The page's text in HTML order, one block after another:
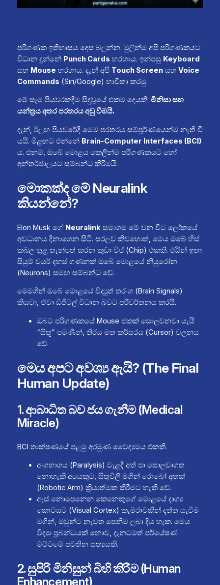
පරිගණක ඉතිහාසය දෙස බලන්න. මුලින්ම අපි පරිගණකයට
විධාන දුන්නේ Punch Cards හරහාය. ඉන්පසු Keyboard
සහ Mouse හරහාය. දැන් අපි Touch Screenසහ Voice
Commands (Siri/Google) භාවිතා කරමු.
මේ සෑම පියවරකදීම සිදුවූයේ එකම දෙයකි: මිනිසා සහ
යන්ත්‍රය අතර පරතරය අඩු වීමයි.
දැන්, ඊලඟ පියවරේදී මෙම පරතරය සම්පූර්ණයෙන්ම නැති වී
යයි. මීළඟට එන්නේ Brain-Computer Interfaces (BCI)
ය. එනම්, ඔබේ මොළය කෙලින්ම පරිගණකයට හෝ
අන්තර්ජාලයට සම්බන්ධ කිරීමයි.
මොකක්ද මේ Neuralink
කියන්නේ?
Elon Musk ගේ Neuralinkසමාගම මේ වන විට ලෝකයේ
අවධානය දිනාගෙන සිටී. සරලව කිවහොත්, මෙය ඔබේ හිස්
කබල තුළ තැන්පත් කරන කුඩා චිප් (Chip) එකකි. එයින් ඉතා
සියුම් වයර් දහස් ගණනක් ඔබේ මොළයේ නියුරෝන
(Neurons) සමඟ සම්බන්ධ වේ.
මෙමගින් ඔබේ මොළයේ විද්‍යුත් තරංග (Brain Signals)
කියවා, ඒවා ඩිජිටල් විධාන බවට පරිවර්තනය කරයි.
ඔබට පරිගණකයේ Mouse එකක් සොලවනවා යැයි
“සිතූ” පමණින්, තිරය මත කර්සරය (Cursor) චලනය
වේ.
මෙය අපට අවශ්‍ය ඇයි? (The Final
Human Update)
1. ආබාධිත බව ජය ගැනීම (Medical
Miracle)
BCI තාක්ෂණයේ පළමු අරමුණ වෛද්‍යමය එකකි.
අංශභාගය (Paralysis) වැළඳී අත් පා සොලවාගත
නොහැකි අයෙකුට, සිතුවිලි මගින් රොබෝ අතක්
(Robotic Arm) ක්‍රියාත්මක කිරීමට හැකි වේ.
ඇස් නොපෙනෙන කෙනෙකුගේ මොළයේ දෘශ්‍ය
කොටසට (Visual Cortex) කැමරාවකින් දත්ත යැවීම
මගින්, ඔවුන්ට නැවත පෙනීම ලබා දිය හැක. මෙය
විද්‍යා ප්‍රබන්ධයක් නොව, දැනටමත් පර්යේෂණ
මට්ටමේ පවතින සත්‍යයකි.
2. සුපිරි මිනිසුන් බිහි කිරීම (Human
Enhancement)